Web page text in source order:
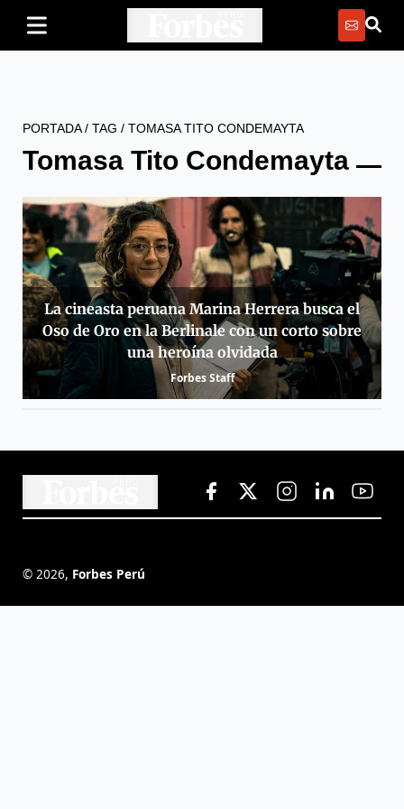
PORTADA/ TAG / TOMASA TITO CONDEMAYTA
Tomasa Tito Condemayta
La cineasta peruana Marina Herrera busca el
Oso de Oro en la Berlinale con un corto sobre
una heroína olvidada
Forbes Staff
© 2026, Forbes Perú